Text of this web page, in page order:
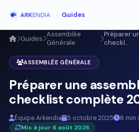
Guides
Guides Assemblée
Générale
Préparer
checkl...
ASSEMBLÉE GÉNÉRALE
Préparer une
checklist complète
Équipe Arkendia 5 octobre 2025 6 min
Mis à jour 6 août 2026